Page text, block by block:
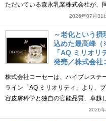
ただいている森永乳業株式会社が、
2026年07月31
～老化という
込めた最高峰
「AQ ミリオ
発売／株式会社
株式会社コーセーは、ハイプレステ
ライン「AQ ミリオリティ」より、
容皮膚科学と独自の官能品質、卓越
2026